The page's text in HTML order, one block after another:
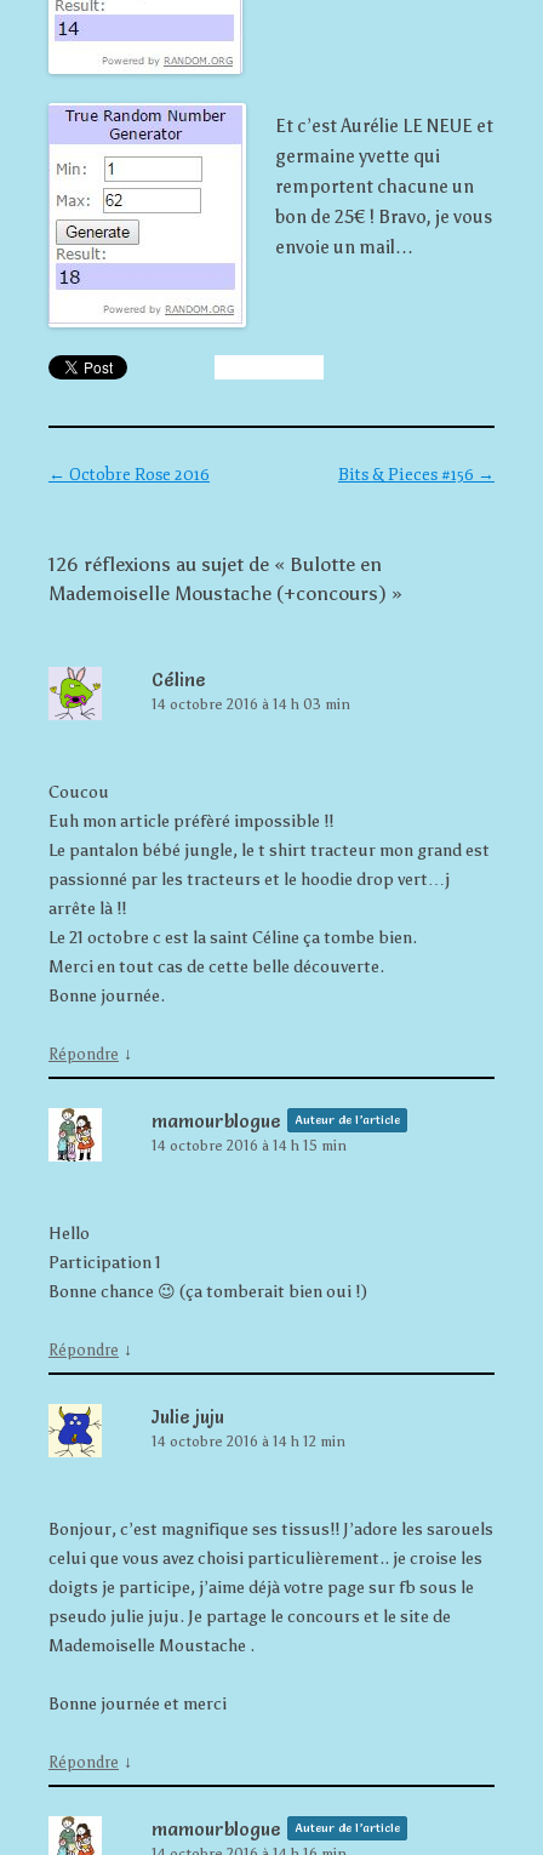
Et c’est Aurélie LE NEUE et
germaine yvette qui
remportent chacune un
bon de 25€ ! Bravo, je vous
envoie un mail…
Navigation des articles
← Octobre Rose 2016 Bits & Pieces #156 →
126 réflexions au sujet de « Bulotte en
Mademoiselle Moustache (+concours) »
Céline
14 octobre 2016 à 14 h 03 min
Coucou
Euh mon article préfèré impossible !!
Le pantalon bébé jungle, le t shirt tracteur mon grand est
passionné par les tracteurs et le hoodie drop vert…j
arrête là !!
Le 21 octobre c est la saint Céline ça tombe bien.
Merci en tout cas de cette belle découverte.
Bonne journée.
Répondre ↓
mamourblogue Auteur de l’article
14 octobre 2016 à 14 h 15 min
Hello
Participation 1
Bonne chance 😉 (ça tomberait bien oui !)
Répondre ↓
Julie juju
14 octobre 2016 à 14 h 12 min
Bonjour, c’est magnifique ses tissus!! J’adore les sarouels
celui que vous avez choisi particulièrement.. je croise les
doigts je participe, j’aime déjà votre page sur fb sous le
pseudo julie juju. Je partage le concours et le site de
Mademoiselle Moustache .
Bonne journée et merci
Répondre ↓
mamourblogue Auteur de l’article